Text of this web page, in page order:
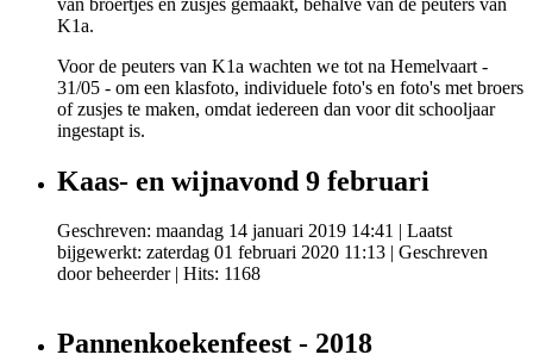
K1a.
Voor de peuters van K1a wachten we tot na Hemelvaart -
31/05 - om een klasfoto, individuele foto's en foto's met broers
of zusjes te maken, omdat iedereen dan voor dit schooljaar
ingestapt is.
Kaas- en wijnavond 9 februari
Geschreven: maandag 14 januari 2019 14:41
Laatst
bijgewerkt: zaterdag 01 februari 2020 11:13
Geschreven
door beheerder| Hits: 1168
Pannenkoekenfeest - 2018